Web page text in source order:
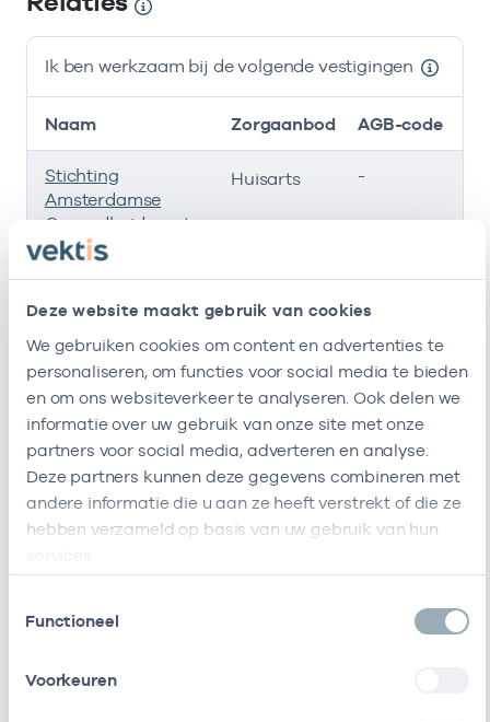
Deze website maakt gebruik van cookies
We gebruiken cookies om content en advertenties te
personaliseren, om functies voor social media te bieden
en om ons websiteverkeer te analyseren. Ook delen we
informatie over uw gebruik van onze site met onze
partners voor social media, adverteren en analyse.
Deze partners kunnen deze gegevens combineren met
andere informatie die u aan ze heeft verstrekt of die ze
hebben verzameld op basis van uw gebruik van hun
Functioneel
Voorkeuren
Ik ben werkzaam bij de volgende vestigingen
Ik ben werkzaam bij de volgende vestigingen
Naam Zorgaanbod AGB-code
Stichting
Amsterdamse
Gezondheidscentra
Huisarts -
Roha B.v. Huisarts -
Ik heb een arbeidsrelatie met
Naam Rol AGB-code
Stichting
Gezondheidscentra
Vrijgevestigd
getekend)
53530042
Roha B.v. 53530328